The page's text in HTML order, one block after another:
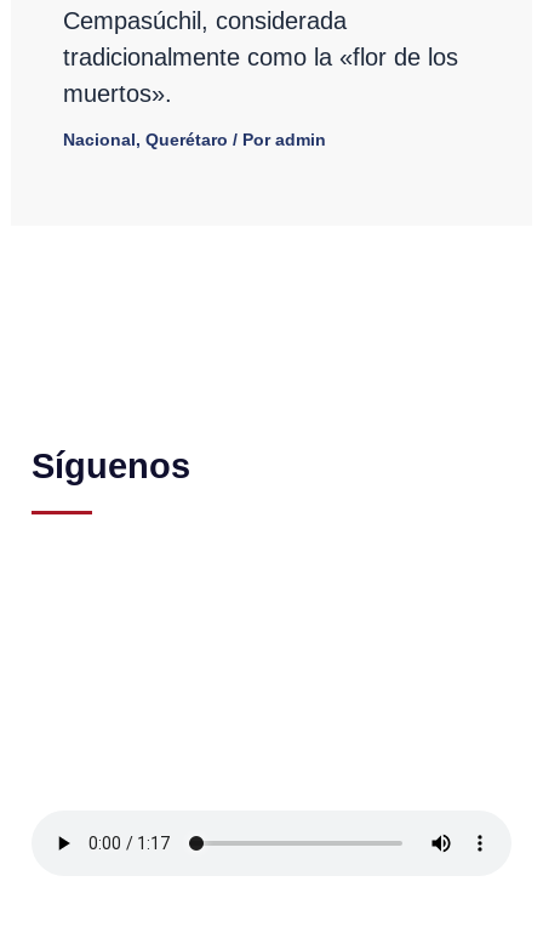
Cempasúchil, considerada
tradicionalmente como la «flor de los
muertos».
Nacional, Querétaro / Poradmin
Síguenos